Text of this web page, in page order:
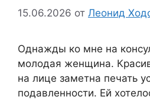
15.06.2026 от Леонид
Однажды ко мне на
молодая женщина.
на лице заметна печать
подавленности. Ей